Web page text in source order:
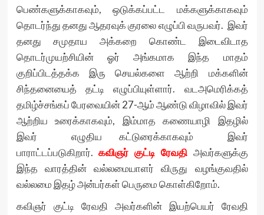
பெண்களுக்காகவும், ஒடுக்கப்பட்ட மக்களுக்காகவும்
தொடர்ந்து தனது ஆதரவுக் குரலை எழுப்பி வருபவர். இவர்
தனது சமுதாய அக்கறை கொண்ட இடைவிடாத
தொடர்முயற்சியின் ஓர் அங்கமாக இந்த மாதம்
குறிப்பிடத்தக்க இரு செயல்களை ஆற்றி மக்களின்
சிந்தனையைத் தட்டி எழுப்பியுள்ளார். வடஅமெரிக்கத்
தமிழ்ச்சங்கப் பேரவையின் 27-ஆம் ஆண்டு விழாவில் இவர்
ஆற்றிய உரைக்காகவும், இம்மாத கணையாழி இதழில்
இவர் எழுதிய கட்டுரைக்காகவும் இவர்
பாராட்டப்படுகிறார்.கவிஞர் குட்டி ரேவதிஅவர்களுக்கு
இந்த வாரத்தின் வல்லமையாளர் விருது வழங்குவதில்
வல்லமை இதழ் அன்பர்கள் பெருமை கொள்கிறோம்.
கவிஞர் குட்டி ரேவதி அவர்களின் இயற்பெயர் ரேவதி